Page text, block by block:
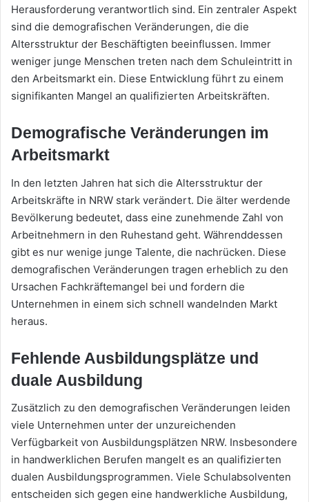
Herausforderung verantwortlich sind. Ein zentraler Aspekt
sind die demografischen Veränderungen, die die
Altersstruktur der Beschäftigten beeinflussen. Immer
weniger junge Menschen treten nach dem Schuleintritt in
den Arbeitsmarkt ein. Diese Entwicklung führt zu einem
signifikanten Mangel an qualifizierten Arbeitskräften.
Demografische Veränderungen im
Arbeitsmarkt
In den letzten Jahren hat sich die Altersstruktur der
Arbeitskräfte in NRW stark verändert. Die älter werdende
Bevölkerung bedeutet, dass eine zunehmende Zahl von
Arbeitnehmern in den Ruhestand geht. Währenddessen
gibt es nur wenige junge Talente, die nachrücken. Diese
demografischen Veränderungen tragen erheblich zu den
Ursachen Fachkräftemangel bei und fordern die
Unternehmen in einem sich schnell wandelnden Markt
heraus.
Fehlende Ausbildungsplätze und
duale Ausbildung
Zusätzlich zu den demografischen Veränderungen leiden
viele Unternehmen unter der unzureichenden
Verfügbarkeit von Ausbildungsplätzen NRW. Insbesondere
in handwerklichen Berufen mangelt es an qualifizierten
dualen Ausbildungsprogrammen. Viele Schulabsolventen
entscheiden sich gegen eine handwerkliche Ausbildung,